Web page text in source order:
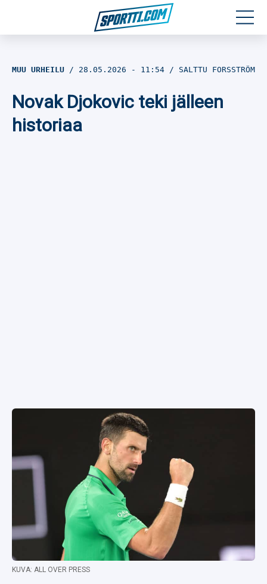
Jalkapallo
MUU URHEILU 28.05.2026 - 11:54 SALTTU FORSSTRÖM
Novak Djokovic teki jälleen
historiaa
KUVA: ALL OVER PRESS